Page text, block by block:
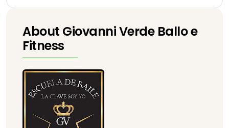
About Giovanni Verde Ballo e
Fitness